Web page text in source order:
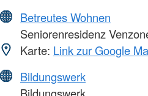
Betreutes Wohnen
Seniorenresidenz
Karte: Link zur Google
Bildungswerk